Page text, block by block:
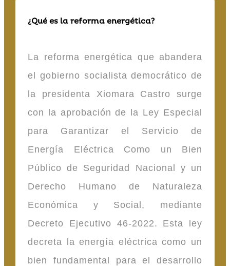
¿Qué es la reforma energética?
La reforma energética que abandera
el gobierno socialista democrático de
la presidenta Xiomara Castro surge
con la aprobación de la Ley Especial
para Garantizar el Servicio de
Energía Eléctrica Como un Bien
Público de Seguridad Nacional y un
Derecho Humano de Naturaleza
Económica y Social, mediante
Decreto Ejecutivo 46-2022. Esta ley
decreta la energía eléctrica como un
bien fundamental para el desarrollo